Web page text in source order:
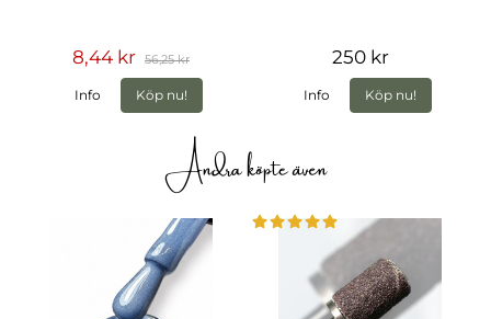
8,44 kr 56,25 kr
Info Köp nu!
250 kr
Info Köp nu!
Andra köpte även